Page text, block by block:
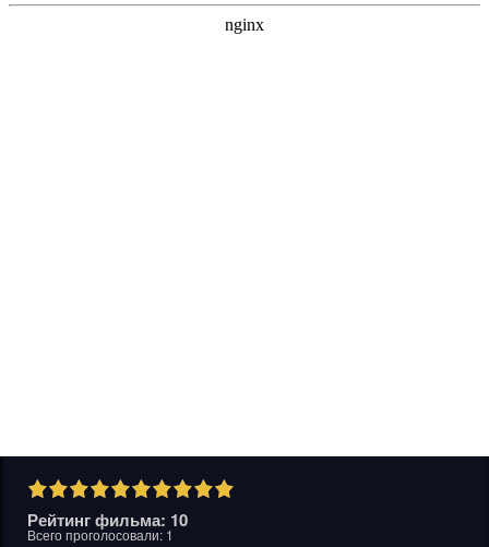
Рейтинг фильма: 10
Всего проголосовали: 1